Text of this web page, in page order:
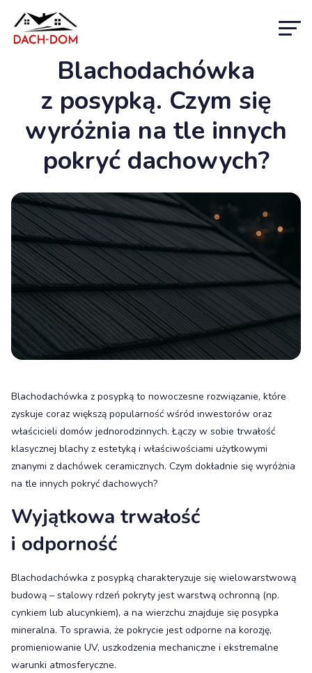
Blachodachówka
z posypką. Czym się
wyróżnia na tle innych
pokryć dachowych?
Blachodachówka z posypką to nowoczesne rozwiązanie, które
zyskuje coraz większą popularność wśród inwestorów oraz
właścicieli domów jednorodzinnych. Łączy w sobie trwałość
klasycznej blachy z estetyką i właściwościami użytkowymi
znanymi z dachówek ceramicznych. Czym dokładnie się wyróżnia
na tle innych pokryć dachowych?
Wyjątkowa trwałość
i odporność
Blachodachówka z posypką charakteryzuje się wielowarstwową
budową – stalowy rdzeń pokryty jest warstwą ochronną (np.
cynkiem lub alucynkiem), a na wierzchu znajduje się posypka
mineralna. To sprawia, że pokrycie jest odporne na korozję,
promieniowanie UV, uszkodzenia mechaniczne i ekstremalne
warunki atmosferyczne.